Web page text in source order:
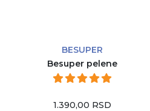
BESUPER
Besuper pelene
1.390,00 RSD